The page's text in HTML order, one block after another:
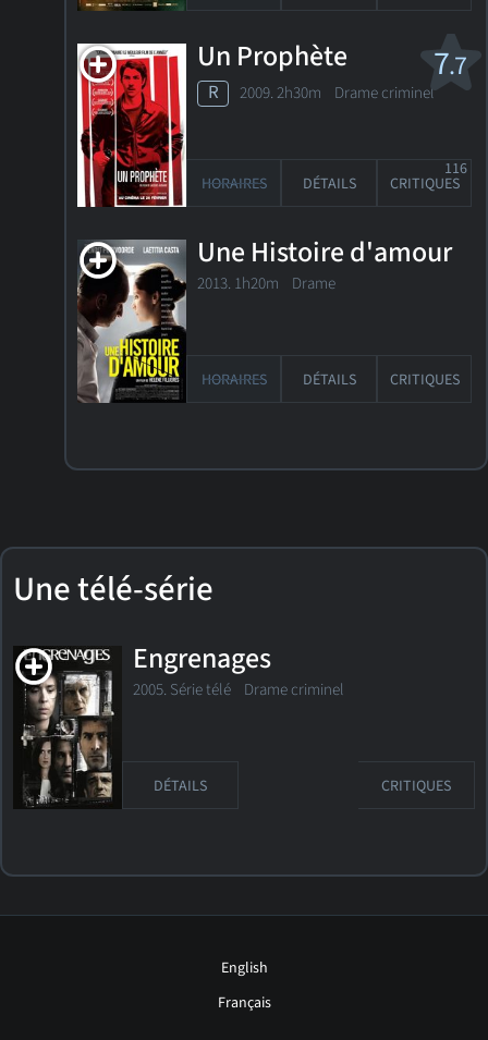
7.7
Un Prophète
R 2009. 2h30m Drame criminel
HORAIRES DÉTAILS CRITIQUES
116
Une Histoire d'amour
2013. 1h20m Drame
HORAIRES DÉTAILS CRITIQUES
Une télé-série
Engrenages
2005. Série télé Drame criminel
DÉTAILS CRITIQUES
English
Français